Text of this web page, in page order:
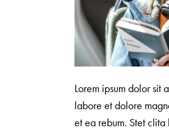
Lorem ipsum dolor sit
labore et dolore
et ea rebum. Stet clita